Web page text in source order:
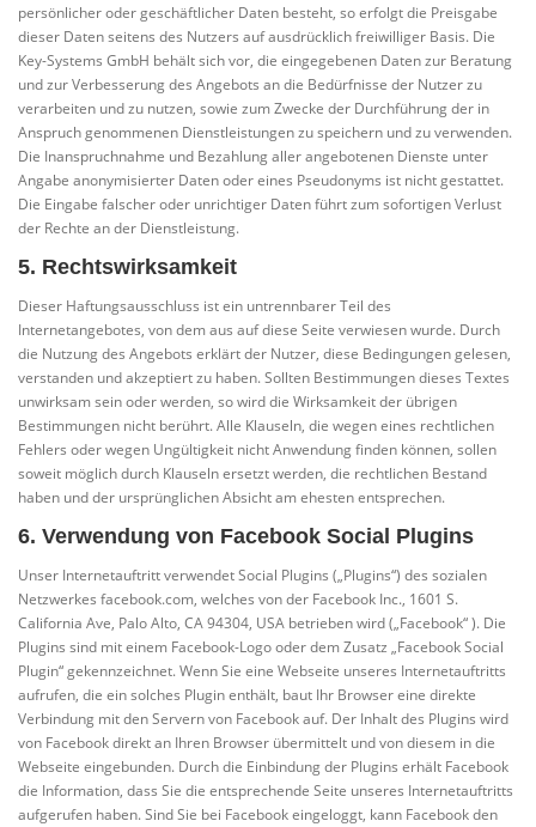
persönlicher oder geschäftlicher Daten besteht, so erfolgt die Preisgabe
dieser Daten seitens des Nutzers auf ausdrücklich freiwilliger Basis. Die
Key-Systems GmbH behält sich vor, die eingegebenen Daten zur Beratung
und zur Verbesserung des Angebots an die Bedürfnisse der Nutzer zu
verarbeiten und zu nutzen, sowie zum Zwecke der Durchführung der in
Anspruch genommenen Dienstleistungen zu speichern und zu verwenden.
Die Inanspruchnahme und Bezahlung aller angebotenen Dienste unter
Angabe anonymisierter Daten oder eines Pseudonyms ist nicht gestattet.
Die Eingabe falscher oder unrichtiger Daten führt zum sofortigen Verlust
der Rechte an der Dienstleistung.
5. Rechtswirksamkeit
Dieser Haftungsausschluss ist ein untrennbarer Teil des
Internetangebotes, von dem aus auf diese Seite verwiesen wurde. Durch
die Nutzung des Angebots erklärt der Nutzer, diese Bedingungen gelesen,
verstanden und akzeptiert zu haben. Sollten Bestimmungen dieses Textes
unwirksam sein oder werden, so wird die Wirksamkeit der übrigen
Bestimmungen nicht berührt. Alle Klauseln, die wegen eines rechtlichen
Fehlers oder wegen Ungültigkeit nicht Anwendung finden können, sollen
soweit möglich durch Klauseln ersetzt werden, die rechtlichen Bestand
haben und der ursprünglichen Absicht am ehesten entsprechen.
6. Verwendung von Facebook Social Plugins
Unser Internetauftritt verwendet Social Plugins („Plugins“) des sozialen
Netzwerkes facebook.com, welches von der Facebook Inc., 1601 S.
California Ave, Palo Alto, CA 94304, USA betrieben wird („Facebook“ ). Die
Plugins sind mit einem Facebook-Logo oder dem Zusatz „Facebook Social
Plugin“ gekennzeichnet. Wenn Sie eine Webseite unseres Internetauftritts
aufrufen, die ein solches Plugin enthält, baut Ihr Browser eine direkte
Verbindung mit den Servern von Facebook auf. Der Inhalt des Plugins wird
von Facebook direkt an Ihren Browser übermittelt und von diesem in die
Webseite eingebunden. Durch die Einbindung der Plugins erhält Facebook
die Information, dass Sie die entsprechende Seite unseres Internetauftritts
aufgerufen haben. Sind Sie bei Facebook eingeloggt, kann Facebook den